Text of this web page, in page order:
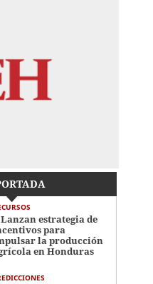
Lanzan estrategia de
para
la producción
en Honduras